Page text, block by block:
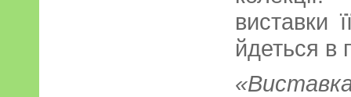
виставки
йдеться в